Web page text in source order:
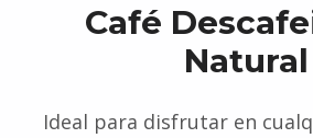
Café
Natural
Ideal para disfrutar en